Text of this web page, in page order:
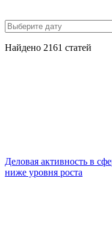
Найдено 2161 статей
Деловая активность в
ниже уровня роста